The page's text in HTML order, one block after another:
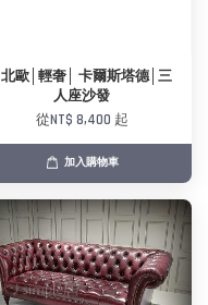
│北歐│輕奢│ 卡爾斯塔德│三
人座沙發
從NT$ 8,400 起
加入購物車